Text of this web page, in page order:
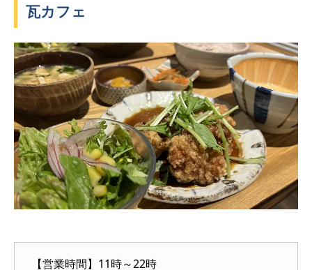
瓦カフェ
【営業時間】11時～22時